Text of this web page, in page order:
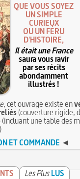
QUE VOUS SOYEZ
UN SIMPLE
CURIEUX
OU UN FÉRU
D'HISTOIRE,
Il était une France
saura vous ravir
par ses récits
abondamment
illustrés !
, cet ouvrage existe en
(couverture rigide,
(incluant une table des
ET COMMANDE ◄
Les Plus LUS